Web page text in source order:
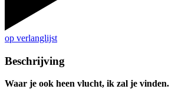
op verlanglijst
Beschrijving
Waar je ook heen vlucht, ik zal je vinden.